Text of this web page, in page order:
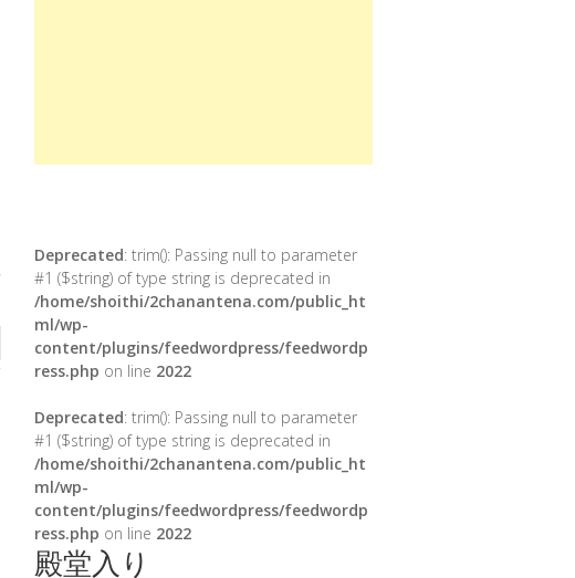
Deprecated: trim(): Passing null to parameter
#1 ($string) of type string is deprecated in
/home/shoithi/2chanantena.com/public_ht
ml/wp-
content/plugins/feedwordpress/feedwordp
ress.php on line 2022
Deprecated: trim(): Passing null to parameter
#1 ($string) of type string is deprecated in
/home/shoithi/2chanantena.com/public_ht
ml/wp-
content/plugins/feedwordpress/feedwordp
ress.php on line 2022
殿堂入り